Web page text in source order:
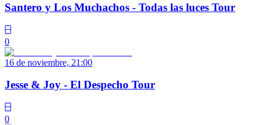
Santero y Los Muchachos - Todas las luces Tour
0
16 de noviembre, 21:00
Jesse & Joy - El Despecho Tour
0